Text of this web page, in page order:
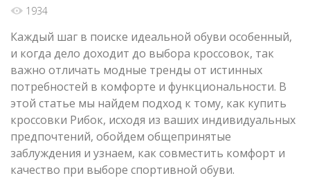
1934
Каждый шаг в поиске идеальной обуви особенный,
и когда дело доходит до выбора кроссовок, так
важно отличать модные тренды от истинных
потребностей в комфорте и функциональности. В
этой статье мы найдем подход к тому, как купить
кроссовки Рибок, исходя из ваших индивидуальных
предпочтений, обойдем общепринятые
заблуждения и узнаем, как совместить комфорт и
качество при выборе спортивной обуви.